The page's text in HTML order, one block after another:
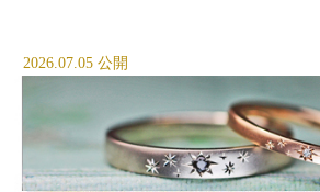
2026.07.05 公開